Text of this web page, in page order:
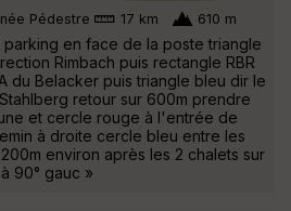
Pédestre 17 km 610 m
parking en face de la poste triangle
Rimbach puis rectangle RBR
du Belacker puis triangle bleu dir le
retour sur 600m prendre
et cercle rouge à l'entrée de
à droite cercle bleu entre les
environ après les 2 chalets sur
90° gauc »